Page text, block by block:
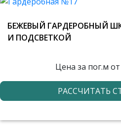
БЕЖЕВЫЙ ГАРДЕРОБНЫЙ
И ПОДСВЕТКОЙ
Цена за пог.м от
РАССЧИТАТЬ